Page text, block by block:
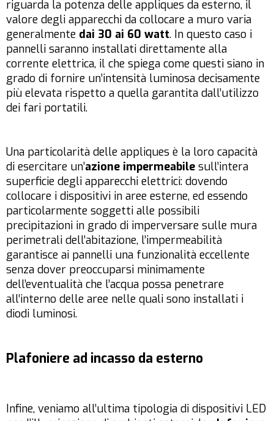
riguarda la potenza delle appliques da esterno, il
valore degli apparecchi da collocare a muro varia
generalmente dai 30 ai 60 watt. In questo caso i
pannelli saranno installati direttamente alla
corrente elettrica, il che spiega come questi siano in
grado di fornire un’intensità luminosa decisamente
più elevata rispetto a quella garantita dall’utilizzo
dei fari portatili.
Una particolarità delle appliques è la loro capacità
di esercitare un’azione impermeabile sull’intera
superficie degli apparecchi elettrici: dovendo
collocare i dispositivi in aree esterne, ed essendo
particolarmente soggetti alle possibili
precipitazioni in grado di imperversare sulle mura
perimetrali dell’abitazione, l’impermeabilità
garantisce ai pannelli una funzionalità eccellente
senza dover preoccuparsi minimamente
dell’eventualità che l’acqua possa penetrare
all’interno delle aree nelle quali sono installati i
diodi luminosi.
Plafoniere ad incasso da esterno
Infine, veniamo all’ultima tipologia di dispositivi LED